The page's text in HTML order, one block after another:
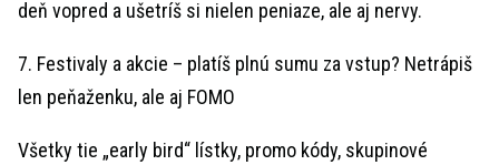
deň vopred a ušetríš si nielen peniaze, ale aj nervy.
7. Festivaly a akcie – platíš plnú sumu za vstup? Netrápiš
len peňaženku, ale aj FOMO
Všetky tie „early bird“ lístky, promo kódy, skupinové